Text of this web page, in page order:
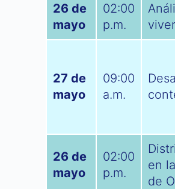
26 de
mayo
02:00
p.m.
27 de
mayo
09:00
a.m.
26 de
mayo
02:00
p.m.
en
de